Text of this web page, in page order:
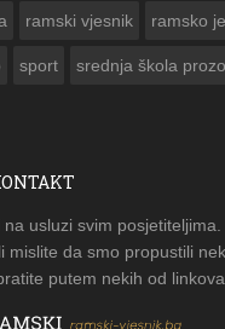
ramski vjesnik ramsko
sport srednja škola
usluzi svim
mislite da smo propustili
putem nekih od